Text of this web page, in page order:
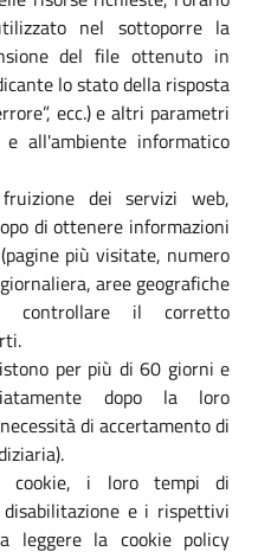
nel sottoporre la
del file ottenuto in
lo stato della risposta
ecc.) e altri parametri
all'ambiente informatico
dei servizi web,
di ottenere informazioni
più visitate, numero
aree geografiche
controllare il corretto
per più di 60 giorni e
dopo la loro
di accertamento di
cookie, i loro tempi di
e i rispettivi
leggere la cookie policy